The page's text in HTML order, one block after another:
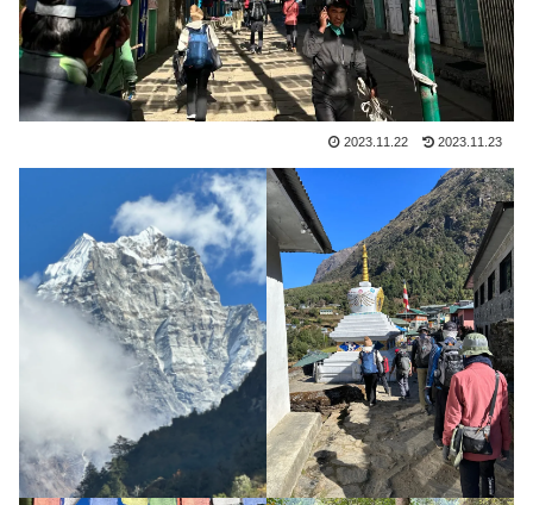
2023.11.22 2023.11.23